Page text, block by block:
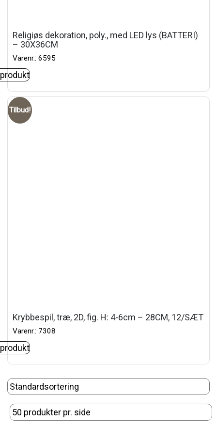
Religiøs dekoration, poly., med LED lys (BATTERI)
– 30X36CM
Varenr.: 6595
Tilbud!
Krybbespil, træ, 2D, fig. H: 4-6cm – 28CM, 12/SÆT
Varenr.: 7308